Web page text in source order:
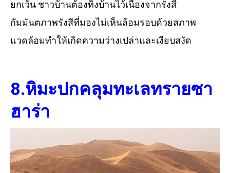
ยกเว้น ชาวบ้านต้องทิ้งบ้านไว้เนื่องจากรังสี
กัมมันตภาพรังสีที่มองไม่เห็นล้อมรอบด้วยสภาพ
แวดล้อมทำให้เกิดความว่างเปล่าและเงียบสงัด
8.หิมะปกคลุมทะเลทรายซา
ฮาร่า